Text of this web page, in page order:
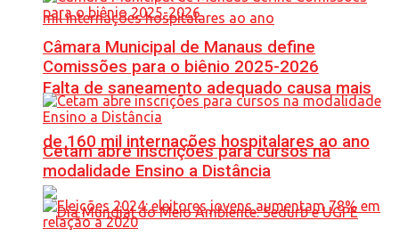
Falta de saneamento adequado causa mais
de 160 mil internações hospitalares ao ano
Câmara Municipal de Manaus define
Comissões para o biênio 2025-2026
Cetam abre inscrições para cursos na
modalidade Ensino a Distância